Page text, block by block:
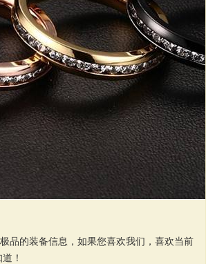
品的装备信息，如果您喜欢我们，喜欢当前
！